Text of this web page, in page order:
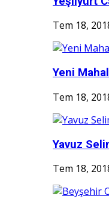
Tem 18,
Yeni
Tem 18,
Yavuz
Tem 18,